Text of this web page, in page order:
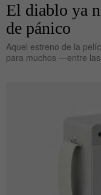
El diablo ya
de pánico
Aquel estreno de la
para muchos —entre las